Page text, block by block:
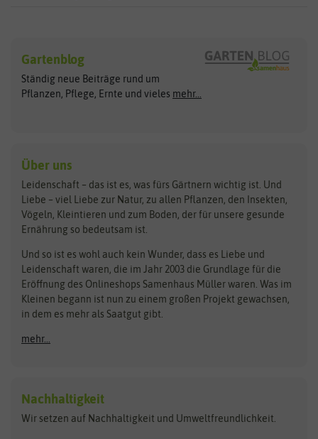
Exotische Samen
Gemüsesamen
Gründünger
Kräutersamen
Obstsamen
Pilzbrut
Rasensamen
Steckzwiebeln
Zimmer & Kübelpflanzen
Kataloge
Schnäppchen
Anzucht & Gartenzubehör
Anzuchtschalen
Heizmatte & Heizkabel
Kokos-Quelltabletten
Arche Noah
ASB Greenworld
Benary
Bingenheimer Saatgut
Bionana
BIOWOL
Blumicorn
Bûten Birds
Carl Pabst
Clever Pots
COMPO
Dürr-Samen
Feldsaaten Freudenberger
Fertil
Flora Elite
Florissa Hortitops
Gartenblog
Ständig neue Beiträge rund um
Pflanzen, Pflege, Ernte und vieles mehr...
Über uns
Leidenschaft – das ist es, was fürs Gärtnern wichtig ist. Und
Liebe – viel Liebe zur Natur, zu allen Pflanzen, den Insekten,
Vögeln, Kleintieren und zum Boden, der für unsere gesunde
Ernährung so bedeutsam ist.
Und so ist es wohl auch kein Wunder, dass es Liebe und
Leidenschaft waren, die im Jahr 2003 die Grundlage für die
Eröffnung des Onlineshops Samenhaus Müller waren. Was im
Kleinen begann ist nun zu einem großen Projekt gewachsen,
in dem es mehr als Saatgut gibt.
mehr...
Nachhaltigkeit
Wir setzen auf Nachhaltigkeit und Umweltfreundlichkeit.